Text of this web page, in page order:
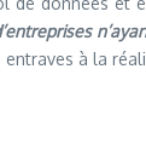
à la